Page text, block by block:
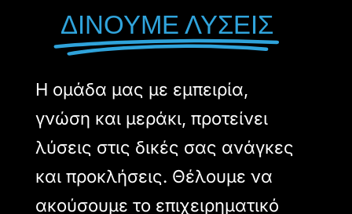
ΔΙΝΟΥΜΕ ΛΥΣΕΙΣ
Η ομάδα μας με εμπειρία,
γνώση και μεράκι, προτείνει
λύσεις στις δικές σας ανάγκες
και προκλήσεις. Θέλουμε να
ακούσουμε το επιχειρηματικό